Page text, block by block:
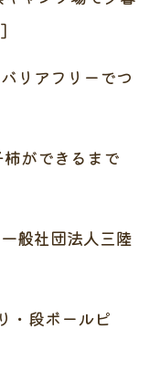
ーでつ
柿ができるまで
人三陸
・段ボールピ